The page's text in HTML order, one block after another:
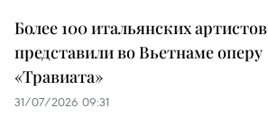
Более 100 итальянских артистов
представили во Вьетнаме оперу
«Травиата»
31/07/2026 09:31